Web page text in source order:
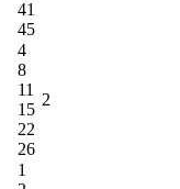
41
45
4
8
11
15
22
26
2
1